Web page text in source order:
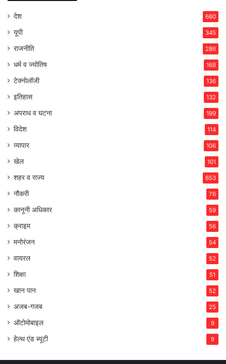
देश 660
यूपी 345
राजनीति 286
धर्म व ज्योतिष 168
टेक्नोलॉजी 136
इतिहास 132
अपराध व घटना 199
विदेश 114
व्यापार 106
खेल 101
शहर व राज्य 653
नौकरी 76
कानूनी अधिकार 59
क्राइम 56
मनोरंजन 54
वायरल 52
शिक्षा 51
खान पान 52
अजब-गजब 25
ऑटोमोबाइल 9
हेल्थ एंड ब्यूटी 9